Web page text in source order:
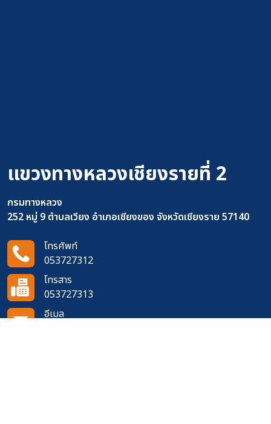
แขวงทางหลวงเชียงรายที่ 2
กรมทางหลวง
252 หมู่ 9 ตำบลเวียง อำเภอเชียงของ จังหวัดเชียงราย 57140
โทรศัพท์
053727312
โทรสาร
053727313
อีเมล